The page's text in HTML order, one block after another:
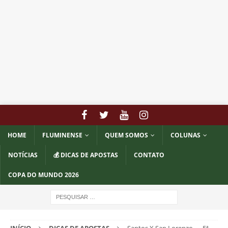
HOME FLUMINENSE QUEM SOMOS COLUNAS
NOTÍCIAS 💰 DICAS DE APOSTAS CONTATO
COPA DO MUNDO 2026